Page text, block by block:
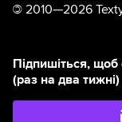
© 2010—2026
Підпишіться, щоб
(раз на два тижні)